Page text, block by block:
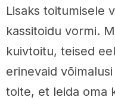
Lisaks toitumisele
kassitoidu vormi.
kuivtoitu, teised
erinevaid
toite, et leida oma